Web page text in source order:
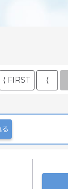
⟨ FIRST ⟨